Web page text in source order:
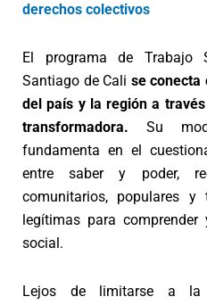
derechos colectivos
El programa de Trabajo
Santiago de Cali se conecta
del país y la región a
transformadora. Su
fundamenta en el
entre saber y poder,
comunitarios, populares y
legítimas para
social.
Lejos de limitarse a la